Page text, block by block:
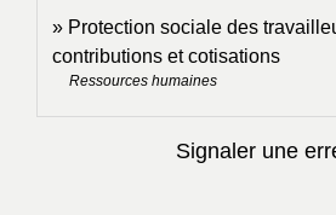
Protection sociale des
contributions et cotisations
Ressources humaines
Signaler une